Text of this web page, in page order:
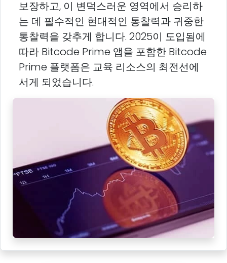
보장하고, 이 변덕스러운 영역에서 승리하
는 데 필수적인 현대적인 통찰력과 귀중한
통찰력을 갖추게 합니다. 2025이 도입됨에
따라 Bitcode Prime 앱을 포함한 Bitcode
Prime 플랫폼은 교육 리소스의 최전선에
서게 되었습니다.